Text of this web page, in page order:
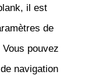
il est
de
pouvez
navigation